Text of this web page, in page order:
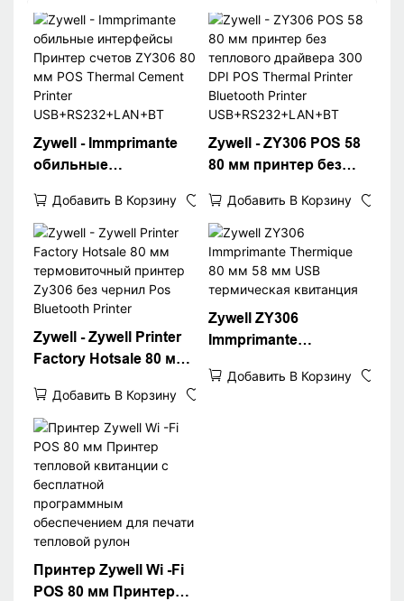
Zywell - Immprimante
обильные
счетов ZY306 80 мм
POS Thermal Cement
Printer
USB+RS232+LAN+BT
Добавить В Корзину
Zywell - ZY306 POS 58
80 мм принтер без
300 DPI POS Thermal
Printer Bluetooth
Printer
USB+RS232+LAN+BT
Добавить В Корзину
Zywell - Zywell Printer
Factory Hotsale 80 мм
принтер Zy306 без
чернил Pos Bluetooth
Printer
Добавить В Корзину
Zywell ZY306
Immprimante
мм USB термическая
Добавить В Корзину
Принтер Zywell Wi -Fi
POS 80 мм Принтер